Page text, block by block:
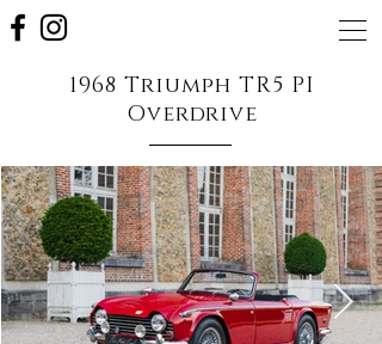
1968 Triumph TR5 PI
Overdrive